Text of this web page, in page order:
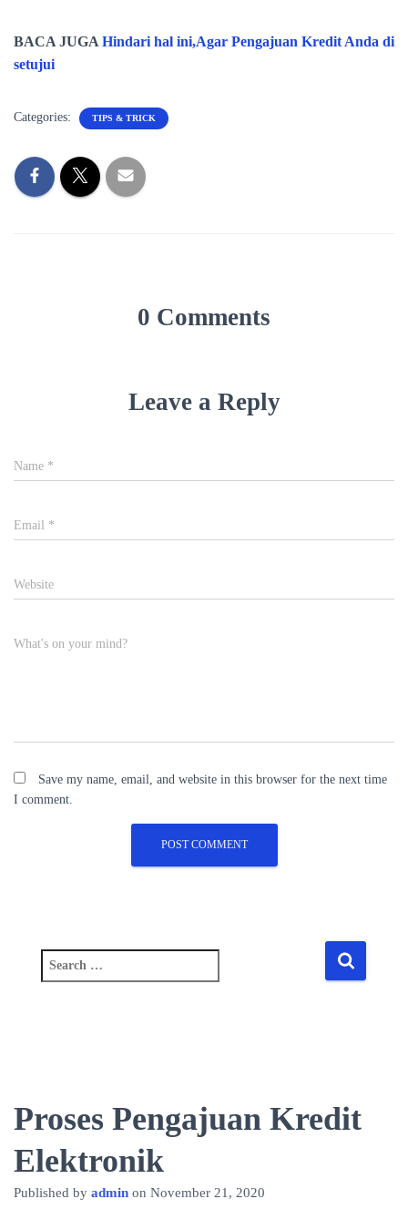
BACA JUGA Hindari hal ini,Agar Pengajuan Kredit Anda di
setujui
Categories: TIPS & TRICK
0 Comments
Leave a Reply
Name *
Email *
Website
What's on your mind?
Save my name, email, and website in this browser for the next time
I comment.
e
r
Proses Pengajuan Kredit
Elektronik
Published by admin on November 21, 2020